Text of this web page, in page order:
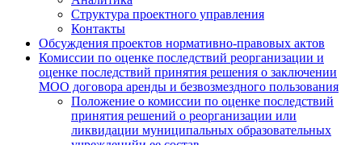
Структура проектного управления
Контакты
Обсуждения проектов нормативно-правовых актов
Комиссии по оценке последствий реорганизации и
оценке последствий принятия решения о заключении
МОО договора аренды и безвозмездного пользования
Положение о комиссии по оценке последствий
принятия решений о реорганизации или
ликвидации муниципальных образовательных